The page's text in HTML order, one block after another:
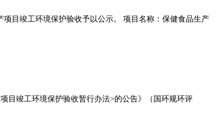
目竣工环境保护验收予以公示。 项目名称：保健食品生产
目竣工环境保护验收暂行办法>的公告》（国环规环评